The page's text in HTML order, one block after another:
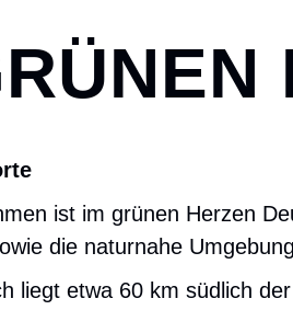
ist im grünen Herzen
die naturnahe
liegt etwa 60 km südlich